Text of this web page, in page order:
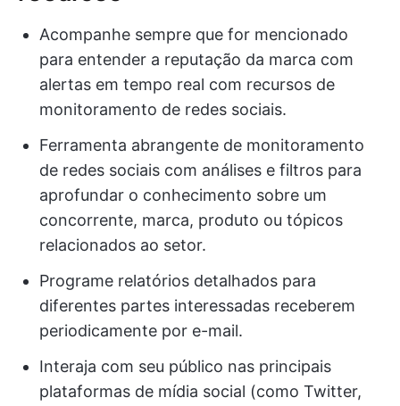
Acompanhe sempre que for mencionado
para entender a reputação da marca com
alertas em tempo real com recursos de
monitoramento de redes sociais.
Ferramenta abrangente de monitoramento
de redes sociais com análises e filtros para
aprofundar o conhecimento sobre um
concorrente, marca, produto ou tópicos
relacionados ao setor.
Programe relatórios detalhados para
diferentes partes interessadas receberem
periodicamente por e-mail.
Interaja com seu público nas principais
plataformas de mídia social (como Twitter,